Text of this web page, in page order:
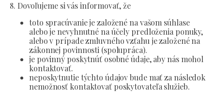
8. Dovoľujeme si vás informovať, že
toto spracúvanie je založené na vašom súhlase
alebo je nevyhnutné na účely predloženia ponuky,
alebo v prípade zmluvného vzťahu je založené na
zákonnej povinnosti (spolupráca).
je povinný poskytnúť osobné údaje, aby nás mohol
kontaktovať.
neposkytnutie týchto údajov bude mať za následok
nemožnosť kontaktovať poskytovateľa služieb.